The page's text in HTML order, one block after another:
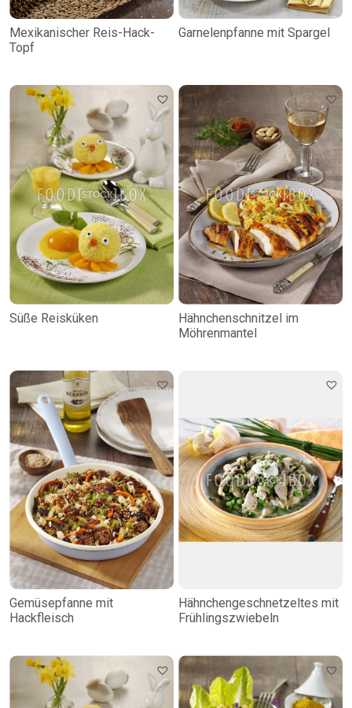
Mexikanischer Reis-Hack-
Topf
Garnelenpfanne mit Spargel
Süße Reisküken
Hähnchenschnitzel im
Möhrenmantel
Gemüsepfanne mit
Hackfleisch
Hähnchengeschnetzeltes mit
Frühlingszwiebeln